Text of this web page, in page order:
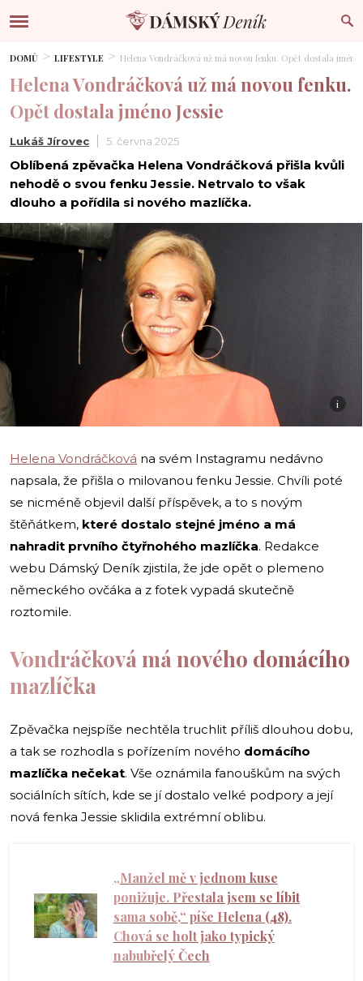
DOMŮ LIFESTYLE Helena Vondráčková už má novou fenku. Opět dostala jméno
Helena Vondráčková už má novou fenku.
Opět dostala jméno Jessie
Lukáš Jírovec 5. června 2025
Oblíbená zpěvačka Helena Vondráčková přišla kvůli
nehodě o svou fenku Jessie. Netrvalo to však
dlouho a pořídila si nového mazlíčka.
i
Helena Vondráčková na svém Instagramu nedávno
napsala, že přišla o milovanou fenku Jessie. Chvíli poté
se nicméně objevil další příspěvek, a to s novým
štěňátkem, které dostalo stejné jméno a má
nahradit prvního čtyřnohého mazlíčka. Redakce
webu Dámský Deník zjistila, že jde opět o plemeno
německého ovčáka a z fotek vypadá skutečně
roztomile.
Vondráčková má nového domácího
mazlíčka
Zpěvačka nejspíše nechtěla truchlit příliš dlouhou dobu,
a tak se rozhodla s pořízením nového domácího
mazlíčka nečekat. Vše oznámila fanouškům na svých
sociálních sítích, kde se jí dostalo velké podpory a její
nová fenka Jessie sklidila extrémní oblibu.
„Manžel mě v jednom kuse
ponižuje. Přestala jsem se líbit
sama sobě,“ píše Helena (48).
Chová se holt jako typický
nabubřelý Čech